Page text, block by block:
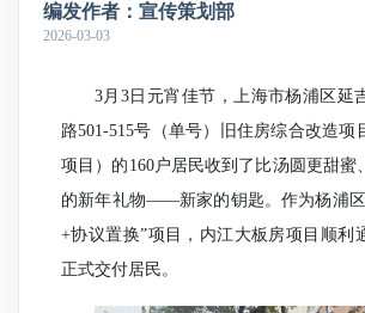
编发作者： 宣传策划部
2026-03-03
3月3日元宵佳节，上海市杨浦区延
路501-515号（单号）旧住房综合改造项
项目）的160户居民收到了比汤圆更甜蜜
的新年礼物——新家的钥匙。作为杨浦
+协议置换”项目，内江大板房项目顺利
正式交付居民。